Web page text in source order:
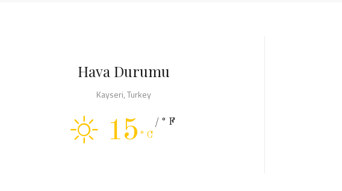
Hava Durumu
Kayseri, Turkey
15 °C
/°F